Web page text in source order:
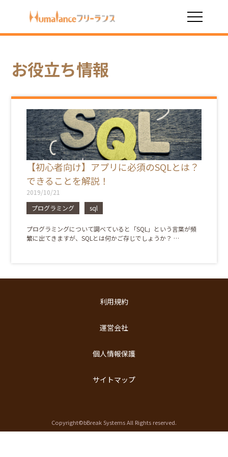
HOME お役立ち情報
お役立ち情報
【初心者向け】アプリに必須のSQLとは？
できることを解説！
2019/10/21
プログラミング
sql
プログラミングについて調べていると「SQL」という言葉が頻
繁に出てきますが、SQLとは何かご存じでしょうか？ …
利用規約
運営会社
個人情報保護
サイトマップ
Copyright©bBreak Systems All Rights reserved.